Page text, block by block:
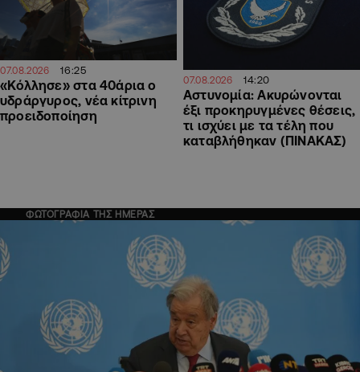
07.08.2026 16:25
«Κόλλησε» στα 40άρια ο
υδράργυρος, νέα κίτρινη
προειδοποίηση
07.08.2026 14:20
Αστυνομία: Ακυρώνονται
έξι προκηρυγμένες θέσεις,
τι ισχύει με τα τέλη που
καταβλήθηκαν (ΠΙΝΑΚΑΣ)
ΦΩΤΟΓΡΑΦΙΑ ΤΗΣ ΗΜΕΡΑΣ